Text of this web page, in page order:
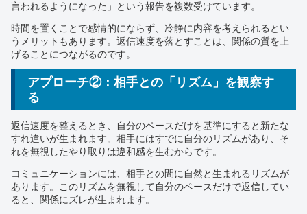
言われるようになった」という報告を複数受けています。
時間を置くことで感情的にならず、冷静に内容を考えられるとい
うメリットもあります。返信速度を落とすことは、関係の質を上
げることにつながるのです。
アプローチ②：相手との「リズム」を観察す
る
返信速度を整えるとき、自分のペースだけを基準にすると新たな
すれ違いが生まれます。相手にはすでに自分のリズムがあり、そ
れを無視したやり取りは違和感を生むからです。
コミュニケーションには、相手との間に自然と生まれるリズムが
あります。このリズムを無視して自分のペースだけで返信してい
ると、関係にズレが生まれます。